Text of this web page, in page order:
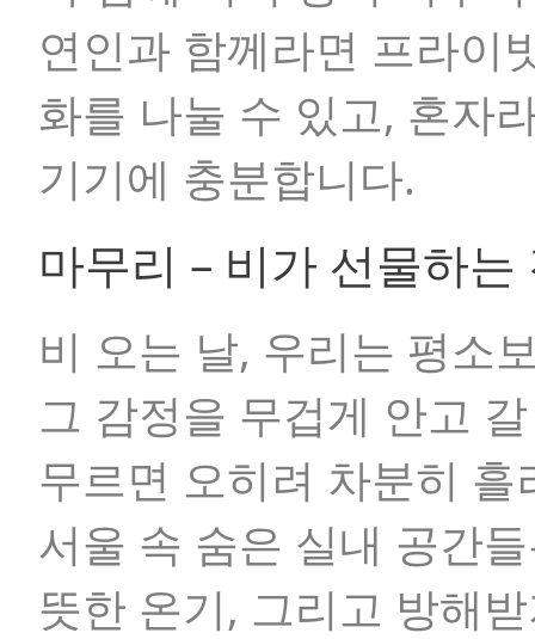
연인과 함께라면 프라이
화를 나눌 수 있고, 혼자
기기에 충분합니다.
마무리 – 비가 선물하는
비 오는 날, 우리는 평소
그 감정을 무겁게 안고
무르면 오히려 차분히
서울 속 숨은 실내 공간
뜻한 온기, 그리고 방해